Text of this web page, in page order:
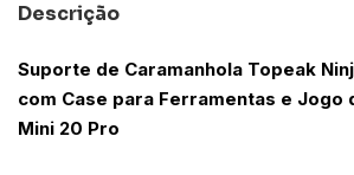
Descrição
Suporte de Caramanhola Topeak
com Case para Ferramentas e Jogo
Mini 20 Pro